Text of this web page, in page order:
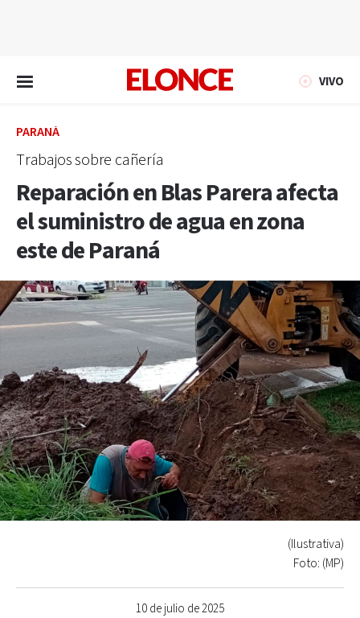
VIVO
PARANÁ
Trabajos sobre cañería
Reparación en Blas Parera afecta
el suministro de agua en zona
este de Paraná
10 de julio de 2025
(Ilustrativa)
Foto: (MP)